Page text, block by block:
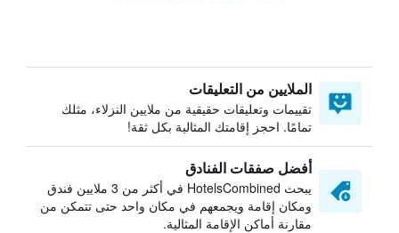
الملايين من التعليقات
تقييمات وتعليقات حقيقية من ملايين النزلاء، مثلك
تمامًا. احجز إقامتك المثالية بكل ثقة!
أفضل صفقات الفنادق
يبحث HotelsCombined في أكثر من 3 ملايين فندق
ومكان إقامة ويجمعهم في مكان واحد حتى تتمكن من
مقارنة أماكن الإقامة المثالية.